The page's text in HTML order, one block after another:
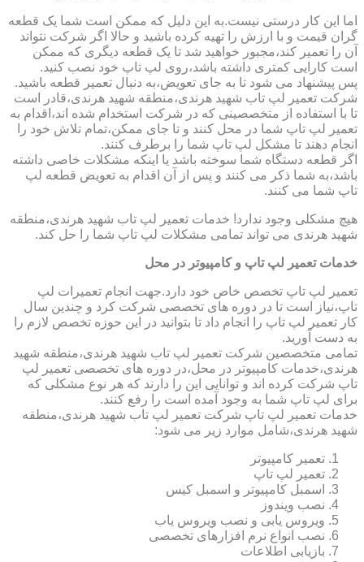
اما این کار درستی نیست.به این دلیل که ممکن است شما یک قطعه
گران قیمت و با ارزش را تهیه کرده باشید و حالا اگر شرکت نتواند
آن را تعمیر کند،مجبور خواهید شد تا یک قطعه دیگری که ممکن
است کارایی کمتری داشته باشد،روی لپ تاپ خود نصب کنید.
پس پیشنهاد می شود تا به جای تعویض،به دنبال تعمیر قطعه باشید.
شرکت تعمیر لپ تاب شهید هرندی،منطقه شهید هرندی،قادر است
تا با استفاده از متخصصینی که در شرکت استخدام شده اند،اقدام به
تعمیر لپ تاپ شما در محل کنند و تا جای ممکن،تمام تلاش خود را
انجام دهند تا مشکل لپ تاپ شما را برطرف کنند.
اگر قطعه دستگاه شما سوخته باشد یا اینکه مشکلات خاصی داشته
باشد،به شما ذکر می کنند و پس از آن اقدام به تعویض قطعه لپ
تاپ شما می کنند.
هیچ مشکلی وجود ندارد! خدمات تعمیر لپ تاب شهید هرندی،منطقه
شهید هرندی می تواند تمامی مشکلات لپ تاپ شما را حل کند.
خدمات تعمیر لپ تاپ و کامپیوتر در محل
تعمیر لپ تاپ تخصص خاص خود دارد.جهت انجام تعمیرات لپ
تاپ،نیاز است تا در دوره های تخصصی شرکت کرد و چندین سال
کار تعمیر لپ تاپ را انجام داد تا بتوانید در این حوزه تخصص لازم را
به دست آورید.
تمامی متخصصین شرکت تعمیر لپ تاب شهید هرندی،منطقه شهید
هرندی،خدمات کامپیوتر در محل،در دوره های تخصصی تعمیر لپ
تاپ شرکت کرده اند و توانایی این را دارند که هر نوع مشکلی که
برای لپ تاپ شما به وجود آمده است را رفع کنند.
خدمات تعمیر لپ تاپ شرکت تعمیر لپ تاب شهید هرندی،منطقه
شهید هرندی،شامل موارد زیر می شود:
تعمیر کامپیوتر
تعمیر لپ تاپ
اسمبل کامپیوتر و اسمبل کیس
نصب ویندوز
ویروس یابی و نصب ویروس یاب
نصب انواع نرم افزارهای تخصصی
بازیابی اطلاعات